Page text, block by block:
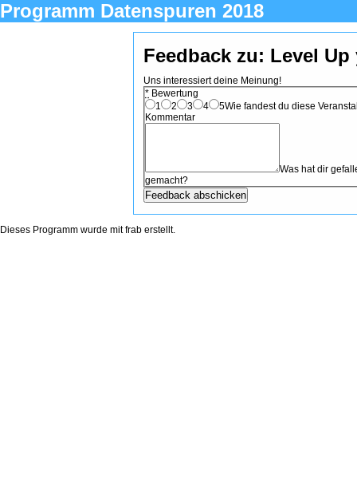
Programm Datenspuren 2018
Feedback zu: Level
Uns interessiert deine Meinung!
* Bewertung
1
2 3 4 5Wie fandest du diese
Kommentar
Was hat dir
gemacht?
Dieses Programm wurde mitfrab erstellt.